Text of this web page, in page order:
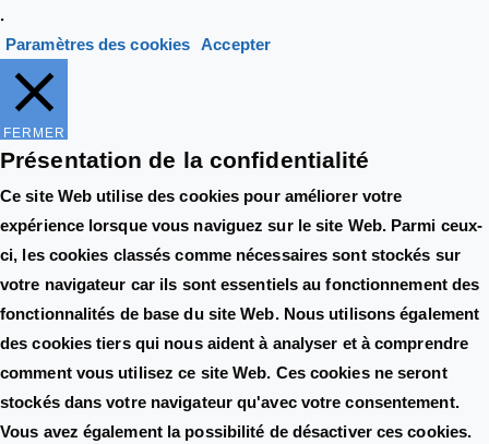
.
Paramètres des cookies
Accepter
FERMER
Présentation de la confidentialité
Ce site Web utilise des cookies pour améliorer votre
expérience lorsque vous naviguez sur le site Web. Parmi ceux-
ci, les cookies classés comme nécessaires sont stockés sur
votre navigateur car ils sont essentiels au fonctionnement des
fonctionnalités de base du site Web. Nous utilisons également
des cookies tiers qui nous aident à analyser et à comprendre
comment vous utilisez ce site Web. Ces cookies ne seront
stockés dans votre navigateur qu'avec votre consentement.
Vous avez également la possibilité de désactiver ces cookies.